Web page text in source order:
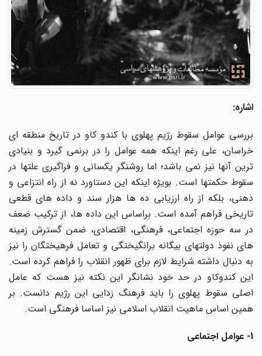
اشاره:
بررسی عوامل سقوط رژیم پهلوی با کندو کاو در تاریخ منطقه ای
خراسان، علی رغم اینکه همه عوامل را در برنمی گیرد و بنیادی
ترین آنها نیز نمی باشد؛ اما روشنگر یکسانی و فراگیری علتها در
سقوط حکمتها است. بویژه اینکه این دستاورد نه از راه انتزاعی و
ذهنی، بلکه از راه ارزیابی ده ها هزار سند و داده های قطعی
تاریخی فراهم آمده است. براساس این داده ها، از ترکیب ضعف
در سه حوزه اجتماعی، فرهنگی، اقتصادی، ضمن گسترش زمینه
های نفوذ دولتهای بیگانه برانگیختگی و تعامل فرهیختگان را نیز
به دنبال داشته شرایط لازم برای ظهور انقلاب را فراهم کرده است.
این کندوکاو در حد خود نشانگر این نکته نیز هست که عامل
اصلی سقوط پهلوی را باید فرهنگ زدایی این رژیم دانست. بر
همین اساس ماهیت انقلاب اسلامی نیز اساسا فرهنگی است.